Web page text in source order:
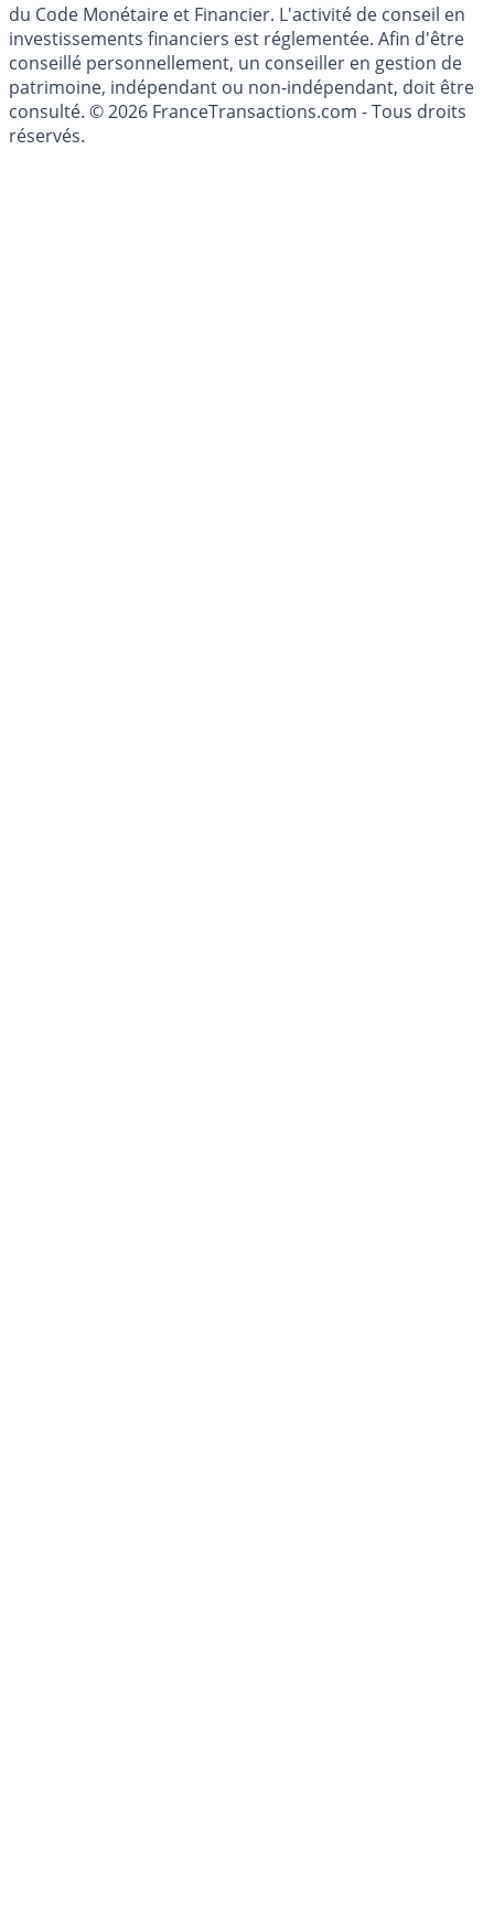
du Code Monétaire et Financier. L'activité de conseil en
investissements financiers est réglementée. Afin d'être
conseillé personnellement, un conseiller en gestion de
patrimoine, indépendant ou non-indépendant, doit être
consulté. © 2026 FranceTransactions.com - Tous droits
réservés.